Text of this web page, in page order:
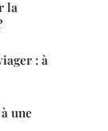
la
: à
une